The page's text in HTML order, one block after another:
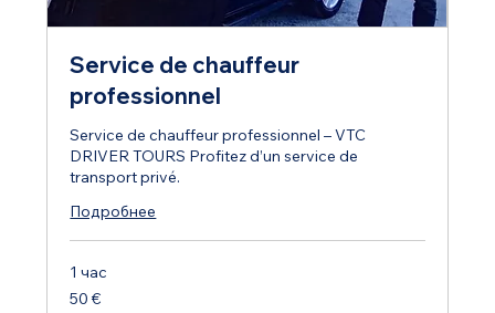
Service de chauffeur
professionnel
Service de chauffeur professionnel – VTC
DRIVER TOURS Profitez d’un service de
transport privé.
Подробнее
1 час
50
евро
50 €